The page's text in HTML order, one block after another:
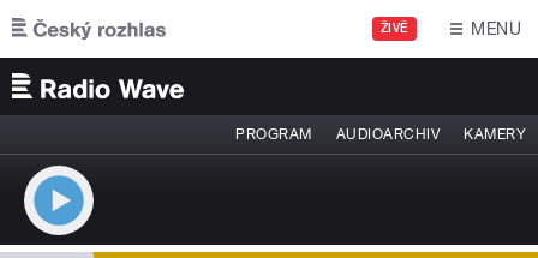
Přejít k hlavnímu obsahu
ŽIVĚ MENU
PROGRAM AUDIOARCHIV KAMERY